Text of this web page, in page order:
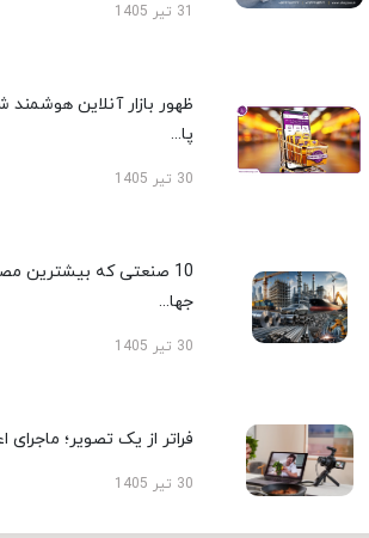
ظهور بازار آنلاین هوشمند
پا...
30 تیر 1405
10 صنعتی که بیشترین
جها...
30 تیر 1405
فراتر از یک تصویر؛ ماجرای
30 تیر 1405